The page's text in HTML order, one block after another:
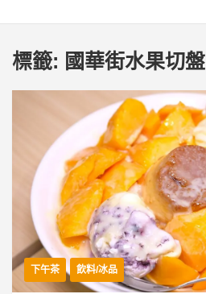
標籤: 國華街水果切盤
下午茶 飲料/冰品